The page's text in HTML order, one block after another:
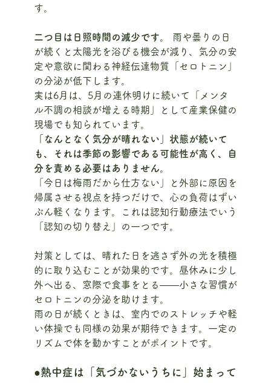
す。
二つ目は日照時間の減少です。
雨や曇りの日
が続くと太陽光を浴びる機会が減り、気分の安
定や意欲に関わる神経伝達物質「セロトニン」
の分泌が低下します。
実は6月は、5月の連休明けに続いて「メンタ
ル不調の相談が増える時期」として産業保健の
現場でも知られています。
「なんとなく気分が晴れない」状態が続いて
も、それは季節の影響である可能性が高く、自
分を責める必要はありません。
「今日は梅雨だから仕方ない」と外部に原因を
帰属させる視点を持つだけで、心の負荷はずい
ぶん軽くなります。これは認知行動療法でいう
「認知の切り替え」の一つです。
対策としては、晴れた日を逃さず外の光を積極
的に取り込むことが効果的です。昼休みに少し
外へ出る、窓際で食事をとる——小さな習慣が
セロトニンの分泌を助けます。
雨の日が続くときは、室内でのストレッチや軽
い体操でも同様の効果が期待できます。一定の
リズムで体を動かすことがポイントです。
●熱中症は「気づかないうちに」始まって